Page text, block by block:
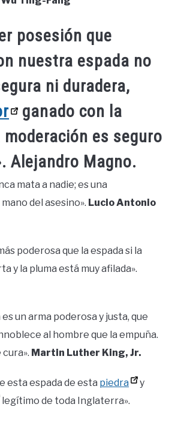
posesión que
nuestra espada no
ni duradera,
ganado con la
moderación es seguro
Alejandro Magno.
mata a nadie; es una
del asesino». Lucio Antonio
poderosa que la espada si la
y la pluma está muy afilada».
un arma poderosa y justa, que
al hombre que la empuña.
cura». Martin Luther King, Jr.
esta espada de esta piedra
y
legítimo de toda Inglaterra».